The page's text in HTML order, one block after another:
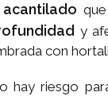
acantilado
y
con
hay riesgo